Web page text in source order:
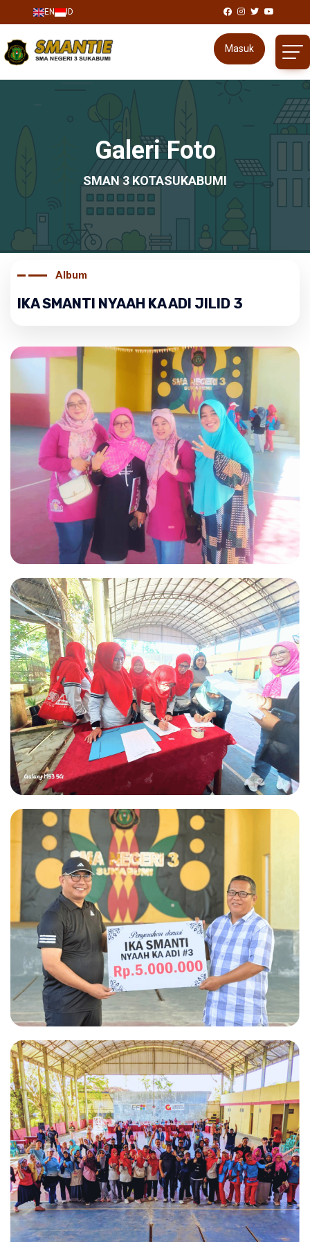
EN ID
Masuk
Galeri Foto
SMAN 3 KOTASUKABUMI
Album
IKA SMANTI NYAAH KA ADI JILID 3
IKA SMANTI NYAAH KA ADI JILID
3
IKA SMANTI NYAAH KA ADI JILID
3
IKA SMANTI NYAAH KA ADI JILID
3